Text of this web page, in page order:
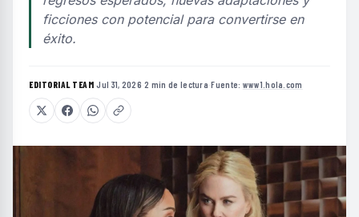
ficciones con potencial para convertirse en
éxito.
EDITORIAL TEAM·Jul 31, 2026·2 min de lectura·Fuente: www1.hola.com